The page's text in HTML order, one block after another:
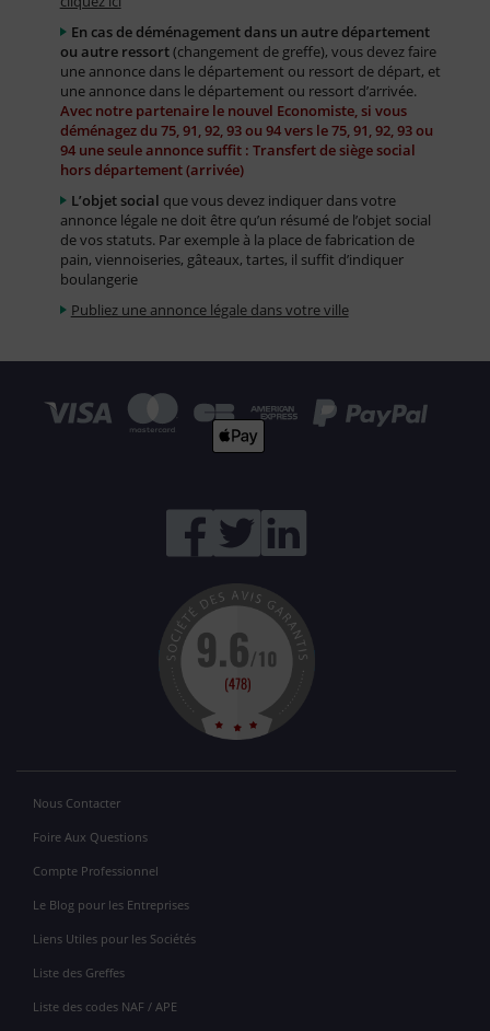
En cas de déménagement dans un autre département
ou autre ressort(changement de greffe), vous devez faire
une annonce dans le département ou ressort de départ, et
une annonce dans le département ou ressort d’arrivée.
Avec notre partenaire le nouvel Economiste, si vous
déménagez du 75, 91, 92, 93 ou 94 vers le 75, 91, 92, 93 ou
94 une seule annonce suffit : Transfert de siège social
hors département (arrivée)
L’objet social que vous devez indiquer dans votre
annonce légale ne doit être qu’un résumé de l’objet social
de vos statuts. Par exemple à la place de fabrication de
pain, viennoiseries, gâteaux, tartes, il suffit d’indiquer
boulangerie
Publiez une annonce légale dans votre ville
Nous Contacter
Foire Aux Questions
Compte Professionnel
Le Blog pour les Entreprises
Liens Utiles pour les Sociétés
Liste des Greffes
Liste des codes NAF / APE